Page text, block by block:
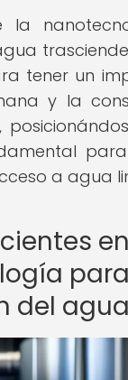
la
tener un
y la
a agua
en
del agua